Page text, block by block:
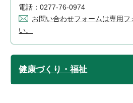
電話：0277-76-0974
お問い合わせフォームは専用フ
い。
健康づくり・福祉